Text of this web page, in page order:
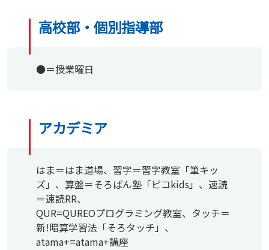
高校部・個別指導部
●＝授業曜日
アカデミア
はま＝はま道場、習字＝習字教室「筆キッ
ズ」、算盤＝そろばん塾「ピコkids」、速読
＝速読RR、
QUR=QUREOプログラミング教室、タッチ＝
新!暗算学習法「そろタッチ」、
atama+=atama+講座